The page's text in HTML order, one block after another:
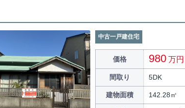
中古一戸建住宅
価格 980 万円
間取り 5DK
建物面積 142.28㎡